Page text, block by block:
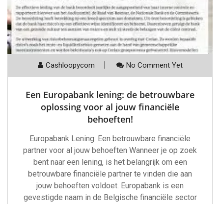
Cashloopycom No Comment Yet
Een Europabank lening: de betrouwbare
oplossing voor al jouw financiële
behoeften!
Europabank Lening: Een betrouwbare financiële
partner voor al jouw behoeften Wanneer je op zoek
bent naar een lening, is het belangrijk om een
betrouwbare financiële partner te vinden die aan
jouw behoeften voldoet. Europabank is een
gevestigde naam in de Belgische financiële sector